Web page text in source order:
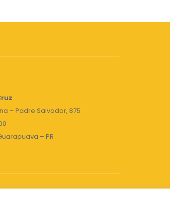
– Padre Salvador, 875
– PR